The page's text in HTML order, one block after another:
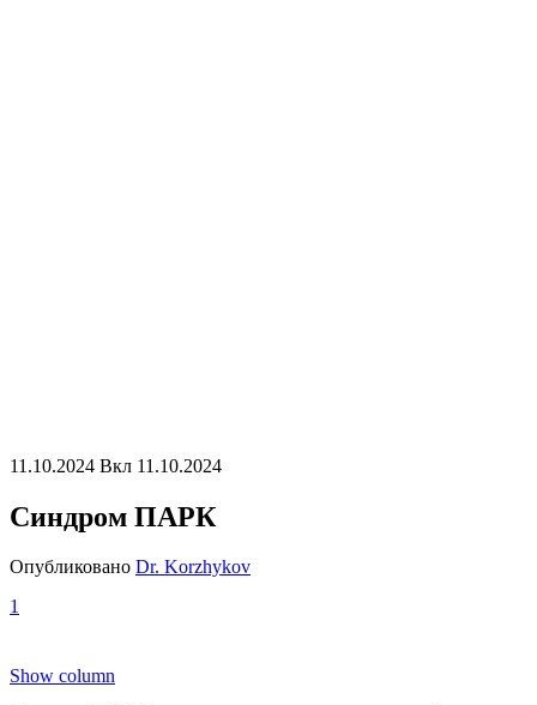
11.10.2024 Вкл 11.10.2024
Синдром ПАРК
Опубликовано Dr. Korzhykov
1
Show column